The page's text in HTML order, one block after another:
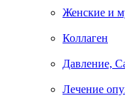
Женские и
Коллаген
Давление,
Лечение